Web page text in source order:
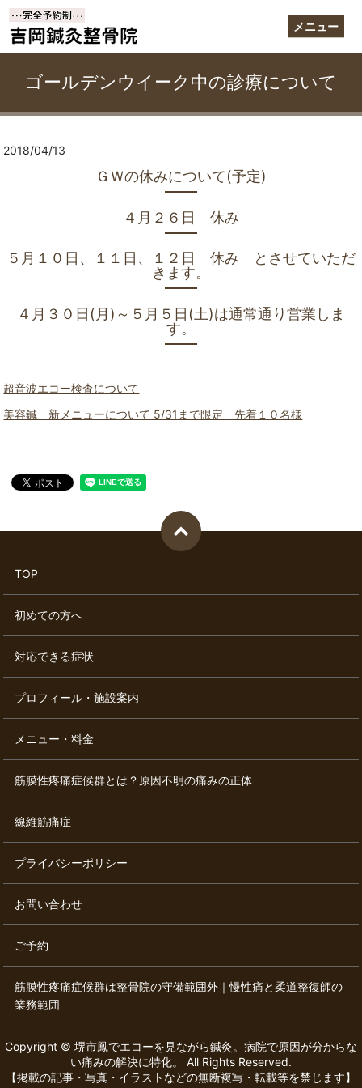
メニュー
ゴールデンウイーク中の診療について
2018/04/13
ＧＷの休みについて(予定)
４月２６日 休み
５月１０日、１１日、１２日 休み とさせていただ
きます。
４月３０日(月)～５月５日(土)は通常通り営業しま
す。
超音波エコー検査について
美容鍼 新メニューについて 5/31まで限定 先着１０名様
TOP
初めての方へ
対応できる症状
プロフィール・施設案内
メニュー・料金
筋膜性疼痛症候群とは？原因不明の痛みの正体
線維筋痛症
プライバシーポリシー
お問い合わせ
ご予約
筋膜性疼痛症候群は整骨院の守備範囲外｜慢性痛と柔道整復師の
業務範囲
Copyright © 堺市鳳でエコーを見ながら鍼灸。病院で原因が分からな
い痛みの解決に特化。 All Rights Reserved.
【掲載の記事・写真・イラストなどの無断複写・転載等を禁じます】